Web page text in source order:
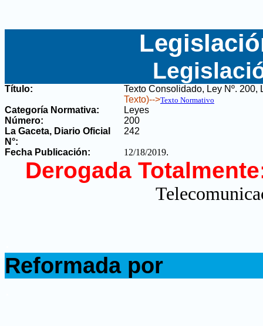
Título:
Texto Consolidado, Ley Nº.
Texto)-->Texto Normativo
Categoría Normativa:
Leyes
Número:
200
La Gaceta, Diario Oficial
N°:
242
Fecha Publicación: 12/18/2019.
Derogada
Reformada por